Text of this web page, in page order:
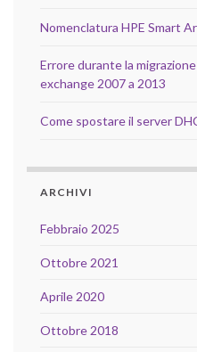
Nomenclatura HPE Smart
Errore durante la
exchange 2007 a 2013
Come spostare il server
ARCHIVI
Febbraio 2025
Ottobre 2021
Aprile 2020
Ottobre 2018